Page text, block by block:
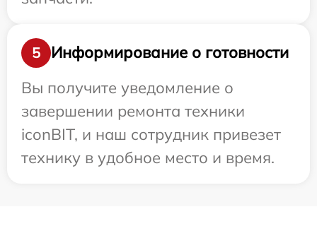
5
Информирование о готовности
Вы получите уведомление о
завершении ремонта техники
iconBIT, и наш сотрудник привезет
технику в удобное место и время.